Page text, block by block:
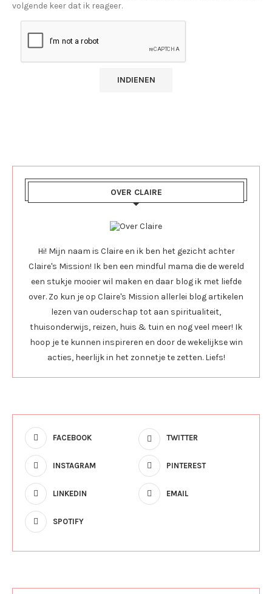
volgende keer dat ik reageer.
OVER CLAIRE
Hi! Mijn naam is Claire en ik ben het gezicht achter
Claire's Mission! Ik ben een mindful mama die de wereld
een stukje mooier wil maken en daar blog ik met liefde
over. Zo kun je op Claire's Mission allerlei blog artikelen
lezen van ouderschap tot aan spiritualiteit,
thuisonderwijs, reizen, huis & tuin en nog veel meer! Ik
hoop je te kunnen inspireren en door de wekelijkse win
acties, heerlijk in het zonnetje te zetten. Liefs!
FACEBOOK TWITTER
INSTAGRAM PINTEREST
LINKEDIN EMAIL
SPOTIFY